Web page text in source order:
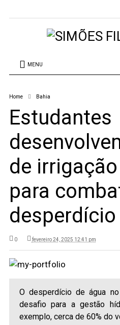
MENU
Home Bahia
Estudantes
de
para
0 fevereiro 24, 2025 12:41 pm
O desperdício de água
desafio para a gestão
exemplo, cerca de 60% do